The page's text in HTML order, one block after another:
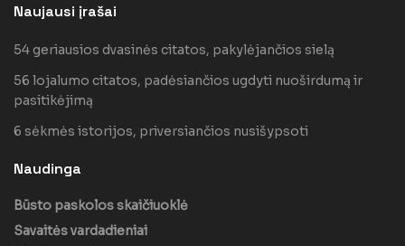
Naujausi įrašai
54 geriausios dvasinės citatos, pakylėjančios sielą
56 lojalumo citatos, padėsiančios ugdyti nuoširdumą ir
pasitikėjimą
6 sėkmės istorijos, priversiančios nusišypsoti
Naudinga
Būsto paskolos skaičiuoklė
Savaitės vardadieniai